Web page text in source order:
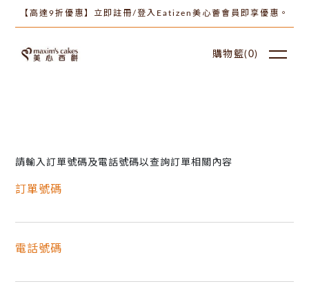
【高達9折優惠】立即註冊/登入Eatizen美心薈會員即享優惠。
購物籃( 0)
請輸入訂單號碼及電話號碼以查詢訂單相關內容
訂單號碼
電話號碼